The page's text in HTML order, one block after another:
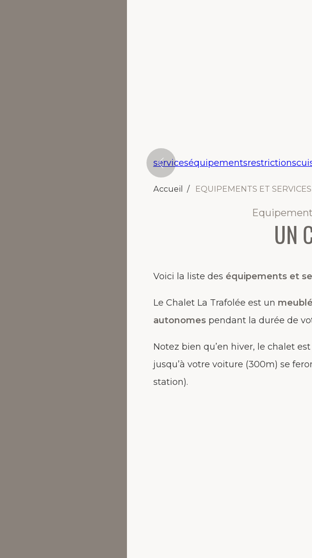
serviceséquipementsrestrictions
Accueil EQUIPEMENTS ET SERVICES
UN
Voici la liste des équipements et
Le Chalet La Trafolée est un
autonomes pendant la durée de
Notez bien qu’en hiver, le chalet
jusqu’à votre voiture (300m) se
station).